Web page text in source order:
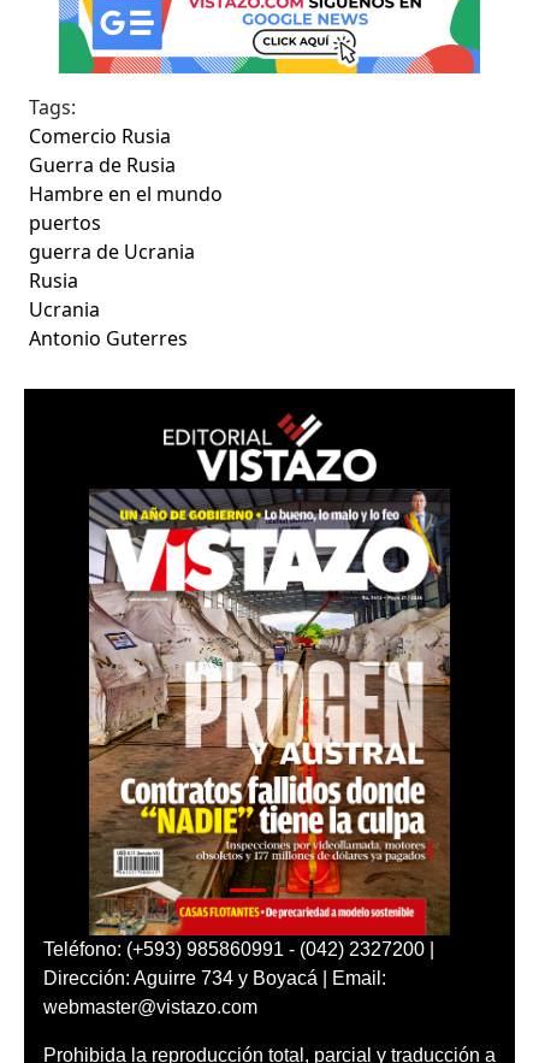
Tags:
Comercio Rusia
Guerra de Rusia
Hambre en el mundo
puertos
guerra de Ucrania
Rusia
Ucrania
Antonio Guterres
Teléfono: (+593) 985860991 - (042) 2327200 |
Dirección: Aguirre 734 y Boyacá | Email:
webmaster@vistazo.com
Prohibida la reproducción total, parcial y traducción a